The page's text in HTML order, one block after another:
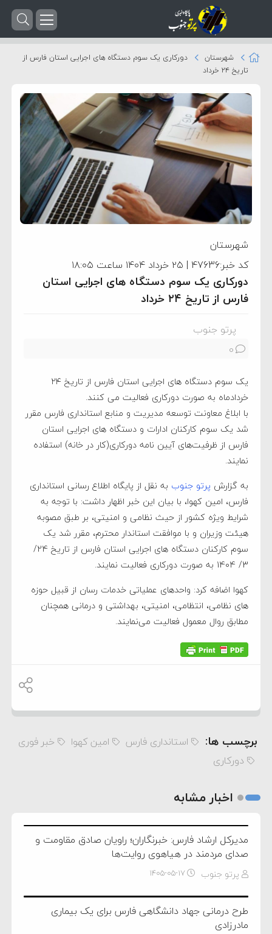
شهرستان
دورکاری یک سوم دستگاه های اجرایی استان فارس از
تاریخ ۲۴ خرداد
شهرستان
کد خبر:47636 | ۲۵ خرداد ۱۴۰۴ ساعت ۱۸:۰۵
دورکاری یک سوم دستگاه های اجرایی استان
فارس از تاریخ ۲۴ خرداد
پرتو جنوب
0
یک سوم دستگاه های اجرایی استان فارس از تاریخ ۲۴
خردادماه به صورت دورکاری فعالیت می کنند.
با ابلاغ معاونت توسعه مدیریت و منابع استانداری فارس مقرر
شد یک سوم کارکنان ادارات و دستگاه های اجرایی استان
فارس از ظرفیت‌های آیین نامه دورکاری(کار در خانه) استفاده
نمایند.
به گزارش پرتو جنوب به نقل از پایگاه اطلاع رسانی استانداری
فارس، امین کهوا، با بیان این خبر اظهار داشت: با توجه به
شرایط ویژه کشور از حیث نظامی و امنیتی، بر طبق مصوبه
هیئت وزیران و با موافقت استاندار محترم، مقرر شد یک
سوم کارکنان دستگاه های اجرایی استان فارس از تاریخ 24/
3/ 1404 به صورت دورکاری فعالیت نمایند.
کهوا اضافه کرد: واحدهای عملیاتی خدمات رسان از قبیل حوزه
های نظامی، انتظامی، امنیتی، بهداشتی و درمانی همچنان
مطابق روال معمول فعالیت می‌نمایند.
برچسب ها: استانداری فارس امین کهوا
خبر فوری
دورکاری
اخبار مشابه
مدیرکل ارشاد فارس: خبرنگاران؛ راویان صادق مقاومت و
صدای مردمند در هیاهوی روایت‌ها
پرتو جنوب ۱۴۰۵-۰۵-۱۷
طرح درمانی جهاد دانشگاهی فارس برای یک بیماری
مادرزادی